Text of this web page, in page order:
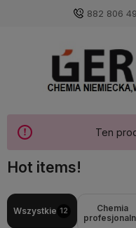
882 806
Ten
Hot items!
Wszystkie 12
Chemia